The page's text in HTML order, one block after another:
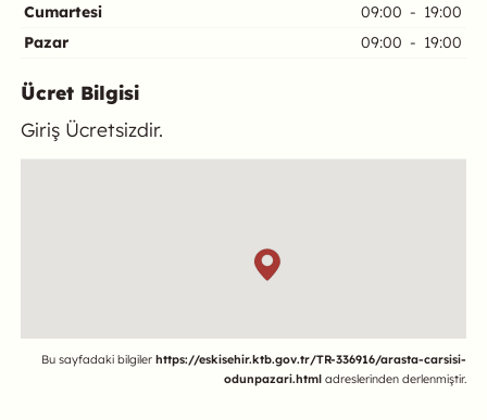
Cumartesi
09:00 - 19:00
Pazar
09:00 - 19:00
Ücret Bilgisi
Giriş Ücretsizdir.
Referans
Bu sayfadaki bilgilerhttps://eskisehir.ktb.gov.tr/TR-336916/arasta-carsisi-
odunpazari.html adreslerinden derlenmiştir.